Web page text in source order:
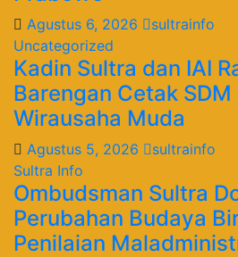
Agustus 6, 2026
sultrainfo
Uncategorized
Kadin Sultra dan IAI
Barengan Cetak
Wirausaha Muda
Agustus 5, 2026
sultrainfo
Sultra Info
Ombudsman Sultra
Perubahan Budaya
Penilaian